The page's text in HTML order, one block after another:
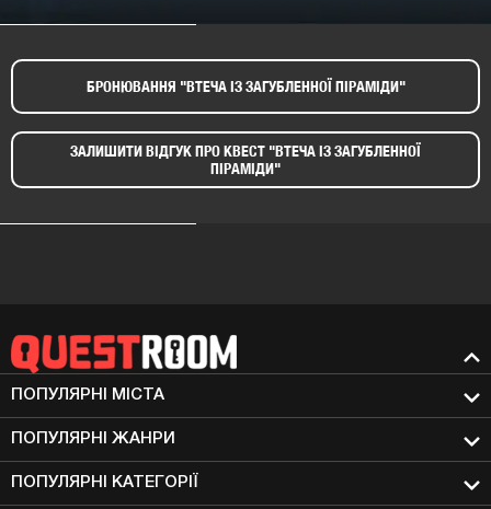
БРОНЮВАННЯ "ВТЕЧА ІЗ ЗАГУБЛЕННОЇ ПІРАМІДИ"​
ЗАЛИШИТИ ВІДГУК ПРО КВЕСТ "ВТЕЧА ІЗ ЗАГУБЛЕННОЇ
ПІРАМІДИ"​
ПОПУЛЯРНІ МIСТА
ПОПУЛЯРНІ ЖАНРИ
ПОПУЛЯРНІ КАТЕГОРІЇ